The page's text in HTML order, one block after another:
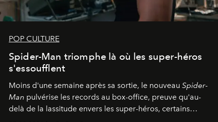
POP CULTURE
Spider-Man triomphe là où les super-héros
s'essoufflent
Moins d'une semaine après sa sortie, le nouveau Spider-
Man pulvérise les records au box-office, preuve qu'au-
delà de la lassitude envers les super-héros, certains